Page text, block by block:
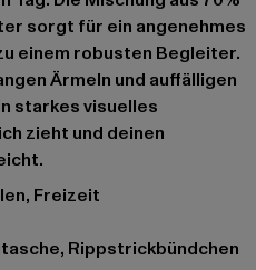
sorgt für ein angenehmes
einem robusten Begleiter.
Ärmeln und auffälligen
starkes visuelles
zieht und deinen
Freizeit
Rippstrickbündchen